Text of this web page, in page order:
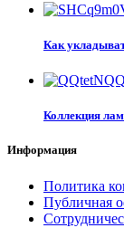
Как
Коллекция
Информация
Политика
Публичная